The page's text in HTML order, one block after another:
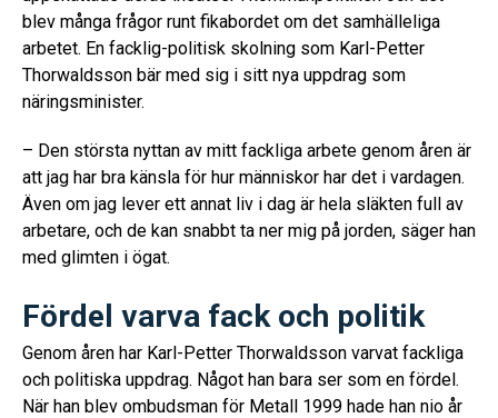
blev många frågor runt fikabordet om det samhälleliga
arbetet. En facklig-politisk skolning som Karl-Petter
Thorwaldsson bär med sig i sitt nya uppdrag som
näringsminister.
– Den största nyttan av mitt fackliga arbete genom åren är
att jag har bra känsla för hur människor har det i vardagen.
Även om jag lever ett annat liv i dag är hela släkten full av
arbetare, och de kan snabbt ta ner mig på jorden, säger han
med glimten i ögat.
Fördel varva fack och politik
Genom åren har Karl-Petter Thorwaldsson varvat fackliga
och politiska uppdrag. Något han bara ser som en fördel.
När han blev ombudsman för Metall 1999 hade han nio år